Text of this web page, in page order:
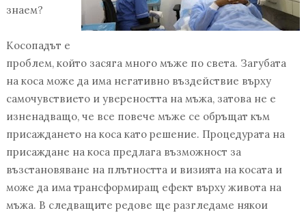
знаем?
Косопадът е
проблем, който засяга много мъже по света. Загубата
на коса може да има негативно въздействие върху
самочувствието и увереността на мъжа, затова не е
изненадващо, че все повече мъже се обръщат към
присаждането на коса като решение. Процедурата на
присаждане на коса предлага възможност за
възстановяване на плътността и визията на косата и
може да има трансформиращ ефект върху живота на
мъжа. В следващите редове ще разгледаме някои